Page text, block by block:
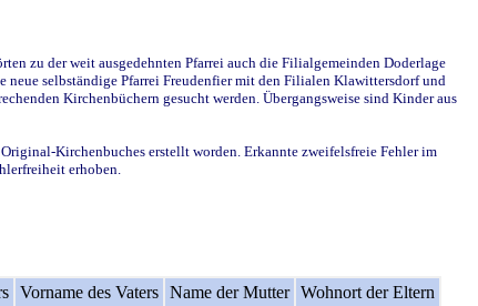
zu der weit ausgedehnten Pfarrei auch die Filialgemeinden Doderlage
selbständige Pfarrei Freudenfier mit den Filialen Klawittersdorf und
Kirchenbüchern gesucht werden. Übergangsweise sind Kinder aus
Kirchenbuches erstellt worden. Erkannte zweifelsfreie Fehler im
erhoben.
Vorname des Vaters Name der Mutter Wohnort der Eltern